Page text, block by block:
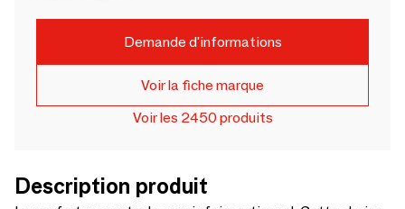
Demande d'informations
Voir la fiche marque
Voir les 2450 produits
Description produit